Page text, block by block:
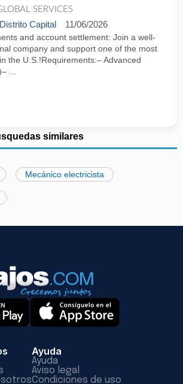
SERVICES
Capital 11/06/2026
and account settlement: Join a well-
company and support one of the most
the U.S.!Requirements:– Advanced
...
similares
Mecánico electricista
Ayuda
Ayuda
Aviso legal
Condiciones de uso